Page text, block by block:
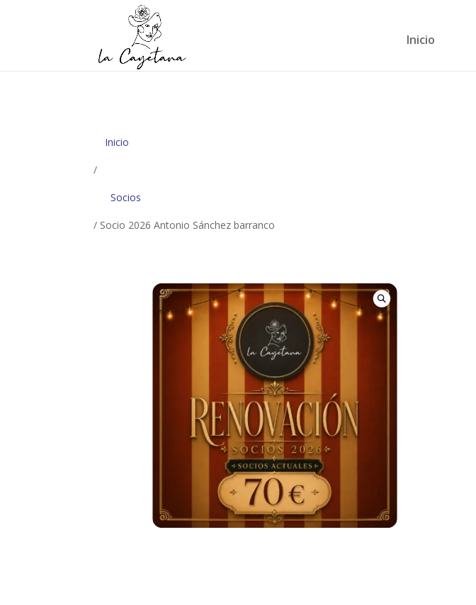
Inicio
Inicio
/
Socios
/ Socio 2026 Antonio Sánchez barranco